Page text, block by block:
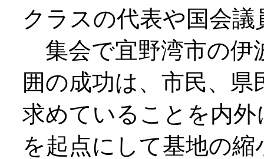
クラスの代表や国会
集会で宜野湾市の伊
囲の成功は、市民、
求めていることを内
を起点にして基地の